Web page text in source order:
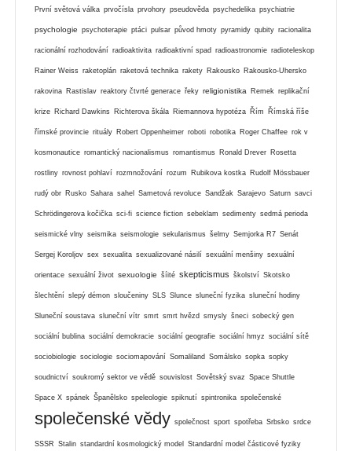
První světová válka prvočísla prvohory pseudověda psychedelika psychiatrie
psychologie psychoterapie ptáci pulsar původ hmoty pyramidy qubity racionalita
racionální rozhodování radioaktivita radioaktivní spad radioastronomie radioteleskop
Rainer Weiss raketoplán raketová technika rakety Rakousko Rakousko-Uhersko
rakovina Rastislav reaktory čtvrté generace řeky religionistika Remek replikační
krize Richard Dawkins Richterova škála Riemannova hypotéza Řím Římská říše
římské provincie rituály Robert Oppenheimer roboti robotika Roger Chaffee rok v
kosmonautice romantický nacionalismus romantismus Ronald Drever Rosetta
rostliny rovnost pohlaví rozmnožování rozum Rubikova kostka Rudolf Mössbauer
rudý obr Rusko Sahara sahel Sametová revoluce Sandžak Sarajevo Saturn savci
Schrödingerova kočička sci-fi science fiction sebeklam sedimenty sedmá perioda
seismické vlny seismika seismologie sekularismus šelmy Semjorka R7 Senát
Sergej Koroljov sex sexualita sexualizované násilí sexuální menšiny sexuální
orientace sexuální život sexuologie šíité skepticismus školství Skotsko
šlechtění slepý démon sloučeniny SLS Slunce sluneční fyzika sluneční hodiny
Sluneční soustava sluneční vítr smrt smrt hvězd smysly šneci sobecký gen
sociální bublina sociální demokracie sociální geografie sociální hmyz sociální sítě
sociobiologie sociologie sociomapování Somaliland Somálsko sopka sopky
soudnictví soukromý sektor ve vědě souvislost Sovětský svaz Space Shuttle
Space X spánek Španělsko speleologie spiknutí spintronika společenské
společenské vědy společnost sport spotřeba Srbsko srdce
SSSR Stalin standardní kosmologický model Standardní model částicové fyziky